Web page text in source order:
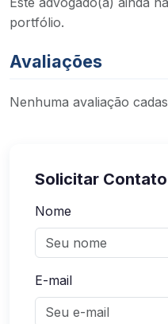
portfólio.
Avaliações
Nenhuma avaliação
Solicitar Contato
Nome
E-mail